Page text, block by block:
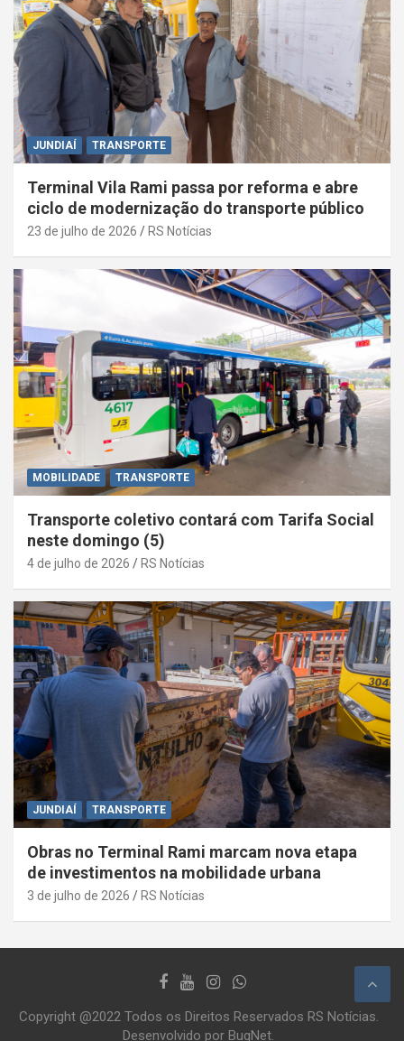
JUNDIAÍ TRANSPORTE
Terminal Vila Rami passa por reforma e abre
ciclo de modernização do transporte público
23 de julho de 2026 RS Notícias
MOBILIDADE TRANSPORTE
Transporte coletivo contará com Tarifa Social
neste domingo (5)
4 de julho de 2026 RS Notícias
JUNDIAÍ TRANSPORTE
Obras no Terminal Rami marcam nova etapa
de investimentos na mobilidade urbana
3 de julho de 2026 RS Notícias
Copyright @2022 Todos os Direitos Reservados RS Notícias.
Desenvolvido por BugNet.